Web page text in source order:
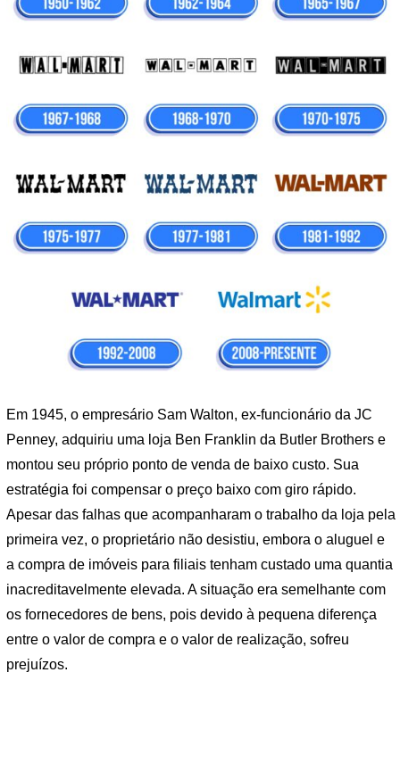
Em 1945, o empresário Sam Walton, ex-funcionário da JC
Penney, adquiriu uma loja Ben Franklin da Butler Brothers e
montou seu próprio ponto de venda de baixo custo. Sua
estratégia foi compensar o preço baixo com giro rápido.
Apesar das falhas que acompanharam o trabalho da loja pela
primeira vez, o proprietário não desistiu, embora o aluguel e
a compra de imóveis para filiais tenham custado uma quantia
inacreditavelmente elevada. A situação era semelhante com
os fornecedores de bens, pois devido à pequena diferença
entre o valor de compra e o valor de realização, sofreu
prejuízos.